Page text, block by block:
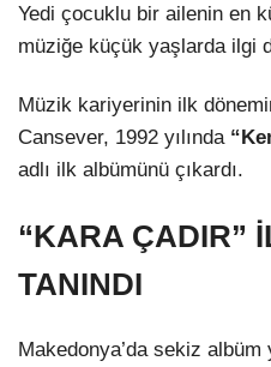
Yedi çocuklu bir ailenin en
müziğe küçük yaşlarda ilgi
Müzik kariyerinin ilk
Cansever, 1992 yılında
adlı ilk albümünü çıkardı.
“KARA ÇADIR”
TANINDI
Makedonya’da sekiz